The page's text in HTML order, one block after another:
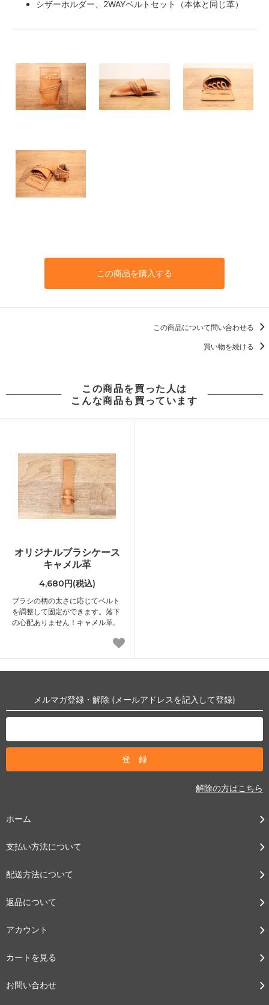
シザーホルダー、2WAYベルトセット（本体と同じ革）
この商品を購入する
この商品について問い合わせる
買い物を続ける
この商品を買った人は
こんな商品も買っています
オリジナルブラシケース
キャメル革
4,680円(税込)
ブラシの柄の太さに応じてベルト
を調整して固定ができます。落下
の心配ありません！キャメル革。
メルマガ登録・解除 (メールアドレスを記入して登録)
解除の方はこちら
ホーム
支払い方法について
配送方法について
返品について
アカウント
カートを見る
お問い合わせ